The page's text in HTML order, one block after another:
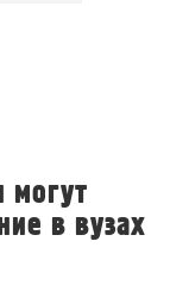
могут
в вузах